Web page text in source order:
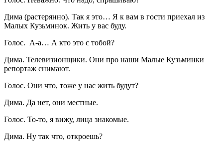
Дима (растерянно). Так я это… Я к вам в гости приехал из
Малых Кузьминок. Жить у вас буду.
Голос. А-а… А кто это с тобой?
Дима. Телевизионщики. Они про наши Малые Кузьминки
репортаж снимают.
Голос. Они что, тоже у нас жить будут?
Дима. Да нет, они местные.
Голос. То-то, я вижу, лица знакомые.
Дима. Ну так что, откроешь?